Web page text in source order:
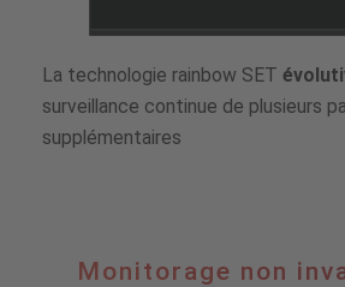
La technologie rainbow SET
surveillance continue de plusieurs
supplémentaires
MonitorageMonitorage non